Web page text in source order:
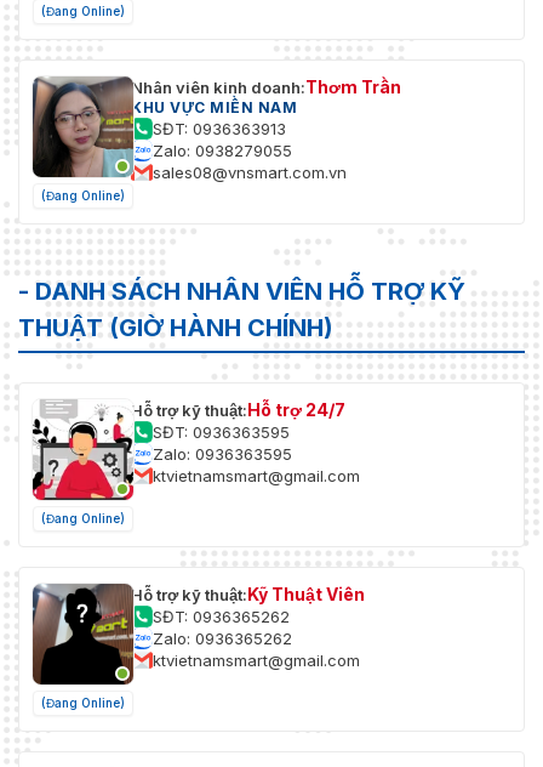
(Đang Online)
(Đang Online)
Nhân viên kinh doanh:Thơm Trần
KHU VỰC MIỀN NAM
SĐT: 0936363913
Zalo: 0938279055
sales08@vnsmart.com.vn
- DANH SÁCH NHÂN VIÊN HỖ TRỢ KỸ
THUẬT (GIỜ HÀNH CHÍNH)
(Đang Online)
Hỗ trợ kỹ thuật:Hỗ trợ 24/7
SĐT: 0936363595
Zalo: 0936363595
ktvietnamsmart@gmail.com
(Đang Online)
Hỗ trợ kỹ thuật:Kỹ Thuật Viên
SĐT: 0936365262
Zalo: 0936365262
ktvietnamsmart@gmail.com